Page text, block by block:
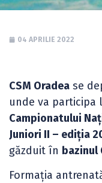
04 APRILIE 2022
CSM Oradea se
unde va participa
Campionatului
Juniori II – ediția
găzduit în bazinul
Formația